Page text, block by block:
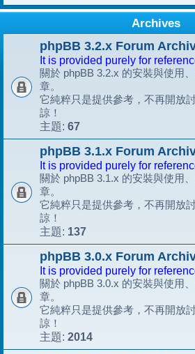
Archives
phpBB 3.2.x Forum
It is provided purely for
關於 phpBB 3.2.x 的安裝與使用
章。
它純粹只是提供參考，不再開放
諒！
主題: 67
phpBB 3.1.x Forum
It is provided purely for
關於 phpBB 3.1.x 的安裝與使用
章。
它純粹只是提供參考，不再開放
諒！
主題: 137
phpBB 3.0.x Forum
It is provided purely for
關於 phpBB 3.0.x 的安裝與使用
章。
它純粹只是提供參考，不再開放
諒！
主題: 2014